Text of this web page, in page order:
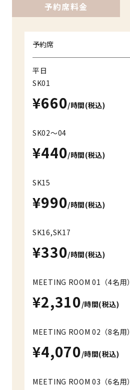
予約席料金
予約席
平日
SK01
¥660/時間(税込)
SK02～04
¥440/時間(税込)
SK15
¥990/時間(税込)
SK16,SK17
¥330/時間(税込)
MEETING ROOM 01（4名用）
¥2,310/時間(税込)
MEETING ROOM 02（8名用）
¥4,070/時間(税込)
MEETING ROOM 03（6名用）